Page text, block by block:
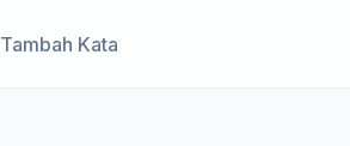
Tambah Kata